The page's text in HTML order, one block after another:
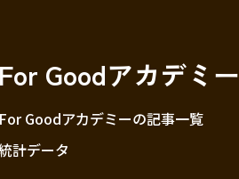
For Goodアカデミー
For Goodアカデミーの記事一覧
計データ